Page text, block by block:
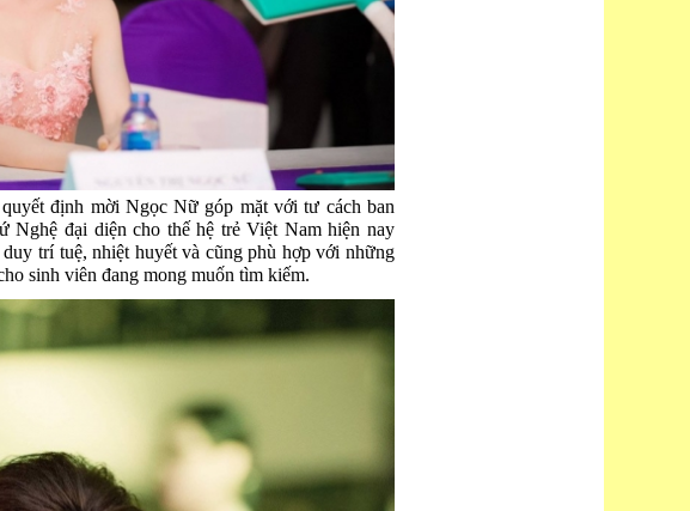
định mời Ngọc Nữ góp mặt với tư cách ban
Nghệ đại diện cho thế hệ trẻ Việt Nam hiện nay
trí tuệ, nhiệt huyết và cũng phù hợp với những
sinh viên đang mong muốn tìm kiếm.